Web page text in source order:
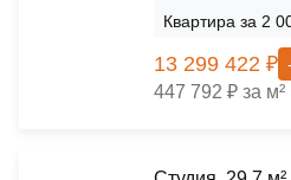
Квартира за 2
13 299 422 ₽
447 792 ₽ за м²